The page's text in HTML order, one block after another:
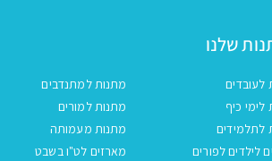
שלנו
לעובדים
מתנות למתנדבים
לימי כיף
מתנות למורים
לתלמידים
מתנות מעמותה
לילדים לפורים
מארזים לט"ו בשבט